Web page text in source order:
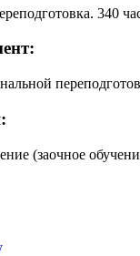
340
(заочное